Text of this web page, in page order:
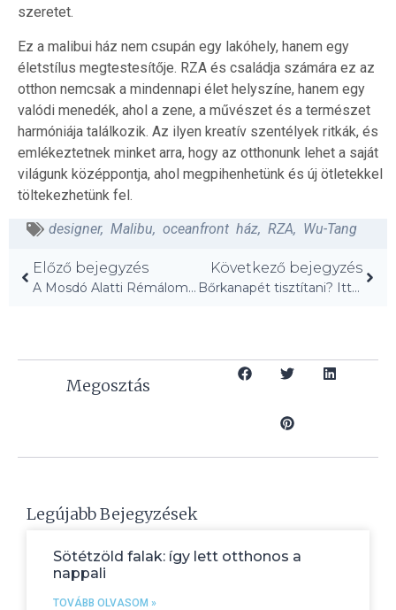
szeretet.
Ez a malibui ház nem csupán egy lakóhely, hanem egy
életstílus megtestesítője. RZA és családja számára ez az
otthon nemcsak a mindennapi élet helyszíne, hanem egy
valódi menedék, ahol a zene, a művészet és a természet
harmóniája találkozik. Az ilyen kreatív szentélyek ritkák, és
emlékeztetnek minket arra, hogy az otthonunk lehet a saját
világunk középpontja, ahol megpihenhetünk és új ötletekkel
töltekezhetünk fel.
designer, Malibu, oceanfront ház, RZA, Wu-Tang
Előző bejegyzés
A Mosdó Alatti Rémálom: Praktikus Tárolási Tippek!
Következő bejegyzés
Bőrkanapét tisztítani? Itt a válasz minden kérdésedre!
Megosztás
Legújabb Bejegyzések
Sötétzöld falak: így lett otthonos a
nappali
TOVÁBB OLVASOM »